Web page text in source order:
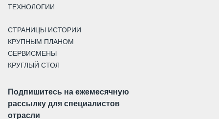
ТЕХНОЛОГИИ
СТРАНИЦЫ ИСТОРИИ
КРУПНЫМ ПЛАНОМ
СЕРВИСМЕНЫ
КРУГЛЫЙ СТОЛ
Подпишитесь на ежемесячную
рассылку для специалистов
отрасли